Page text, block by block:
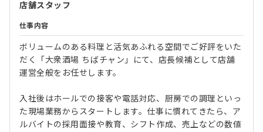
店舗スタッフ
仕事内容
ボリュームのある料理と活気あふれる空間でご好評をいた
だく「大衆酒場 ちばチャン」にて、店長候補として店舗
運営全般をお任せします。
入社後はホールでの接客や電話対応、厨房での調理といっ
た現場業務からスタートします。仕事に慣れてきたら、ア
ルバイトの採用面接や教育、シフト作成、売上などの数値